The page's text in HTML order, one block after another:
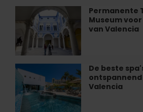
ontdekken
het
bewaarde
ondergrondse
geheim
Valencia
Permanente
Museum
van Valencia
Permanente
Tentoonstelling
Museum
voor
Schone
Kunsten
van
Valencia
De beste
ontspannend
Valencia
De
beste
spa's
voor